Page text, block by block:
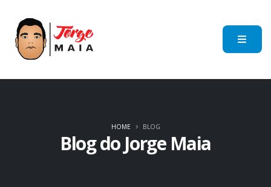
Blog do Jorge Maia
HOME BLOG